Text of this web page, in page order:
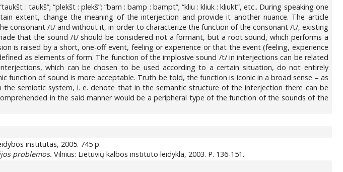
: taukš”; “plekšt : plekš”; “bam : bamp : bampt”; “kliu : kliuk : kliukt”, etc.. During speaking one
extent, change the meaning of the interjection and provide it another nuance. The article
consonant /t/ and without it, in order to characterize the function of the consonant /t/, existing
that the sound /t/ should be considered not a formant, but a root sound, which performs a
is raised by a short, one-off event, feeling or experience or that the event (feeling, experience
as elements of form. The function of the implosive sound /t/ in interjections can be related
which can be chosen to be used according to a certain situation, do not entirely
of sound is more acceptable. Truth be told, the function is iconic in a broad sense – as
semiotic system, i. e. denote that in the semantic structure of the interjection there can be
in the said manner would be a peripheral type of the function of the sounds of the
institutas, 2005. 745 p.
problemos. Vilnius: Lietuvių kalbos instituto leidykla, 2003. P. 136-151.